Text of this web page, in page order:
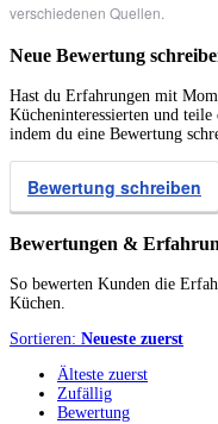
verschiedenen Quellen.
Neue Bewertung
Hast du Erfahrungen mit
Kücheninteressierten und
indem du eine Bewertung
Bewertung schreiben
Bewertungen &
So bewerten Kunden die
Küchen.
Sortieren: Neueste zuerst
Älteste zuerst
Zufällig
Bewertung